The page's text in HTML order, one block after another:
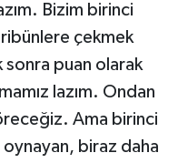
Bizim birinci
çekmek
puan olarak
lazım. Ondan
Ama birinci
biraz daha